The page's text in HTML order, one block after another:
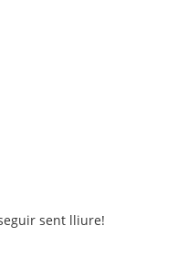
sent lliure!